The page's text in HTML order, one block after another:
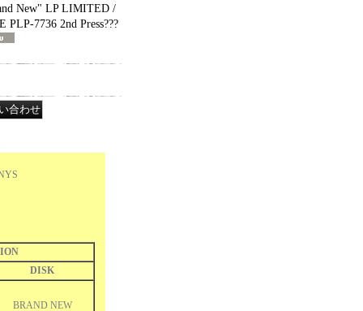
New" LP LIMITED /
PLP-7736 2nd Press???
DISK
BRAND NEW